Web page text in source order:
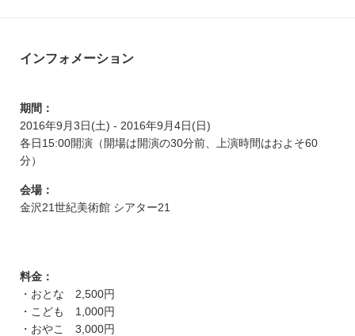
インフォメーション
期間：
2016年9月3日(土) - 2016年9月4日(日)
各日15:00開演（開場は開演の30分前、上演時間はおよそ60
分）
会場：
金沢21世紀美術館 シアター21
料金：
・おとな 2,500円
・こども 1,000円
・おやこ 3,000円